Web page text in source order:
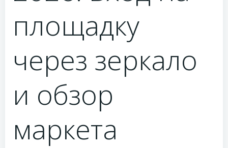
площадку
через зеркало
и обзор
маркета